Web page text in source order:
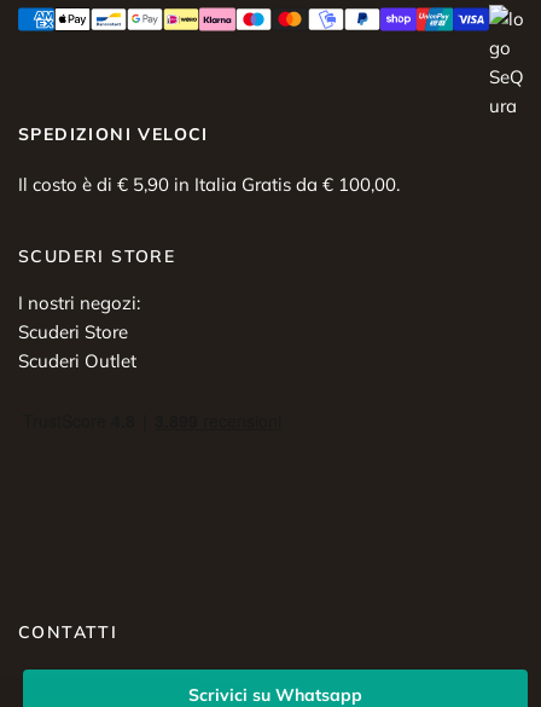
SPEDIZIONI VELOCI
Il costo è di € 5,90 in Italia Gratis da € 100,00.
SCUDERI STORE
I nostri negozi:
Scuderi Store
Scuderi Outlet
CONTATTI
Scrivici su Whatsapp